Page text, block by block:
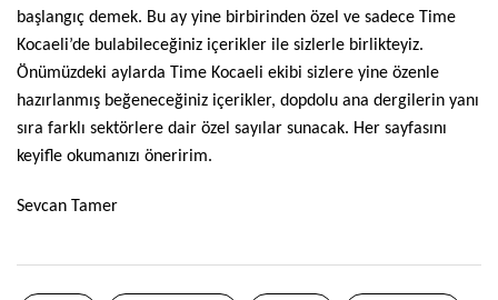
başlangıç demek. Bu ay yine birbirinden özel ve sadece Time
Kocaeli’de bulabileceğiniz içerikler ile sizlerle birlikteyiz.
Önümüzdeki aylarda Time Kocaeli ekibi sizlere yine özenle
hazırlanmış beğeneceğiniz içerikler, dopdolu ana dergilerin yanı
sıra farklı sektörlere dair özel sayılar sunacak. Her sayfasını
keyifle okumanızı öneririm.
Sevcan Tamer